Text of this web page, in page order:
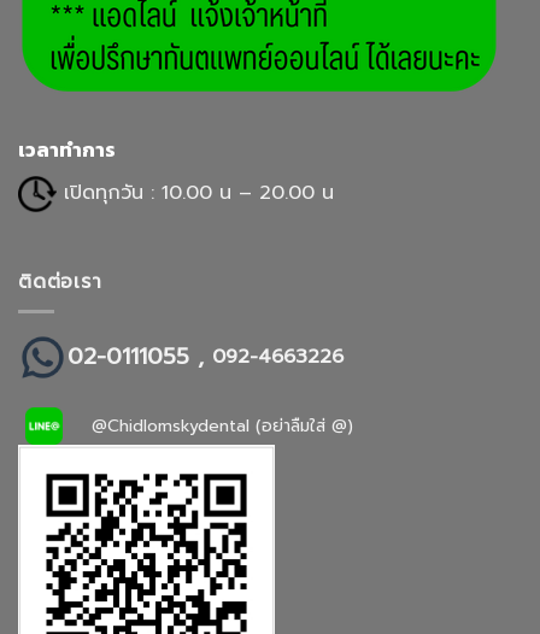
เวลาทำการ
เปิดทุกวัน : 10.00 น – 20.00 น
ติดต่อเรา
02-0111055 , 092-4663226
@Chidlomskydental (อย่าลืมใส่ @)